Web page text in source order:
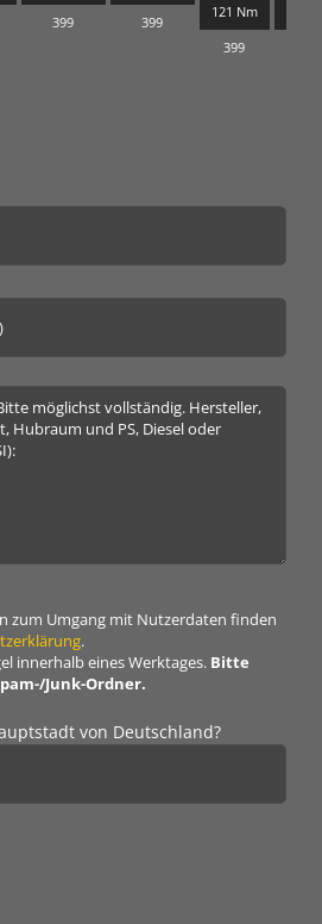
399 399
121 Nm
399
zum Umgang mit Nutzerdaten finden
.
innerhalb eines Werktages. Bitte
Junk-Ordner.
von Deutschland?